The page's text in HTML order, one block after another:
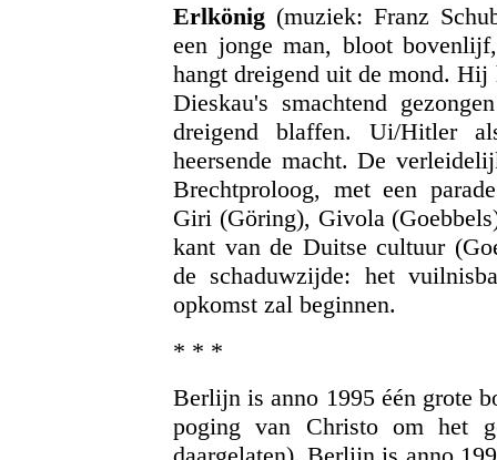
Erlkönig (muziek: Franz
een jonge man, bloot
hangt dreigend uit de mond.
Dieskau's smachtend
dreigend blaffen. Ui/Hitler
heersende macht. De
Brechtproloog, met een
Giri (Göring), Givola
kant van de Duitse cultuur
de schaduwzijde: het
opkomst zal beginnen.
* * *
Berlijn is anno 1995 één grote
poging van Christo om het